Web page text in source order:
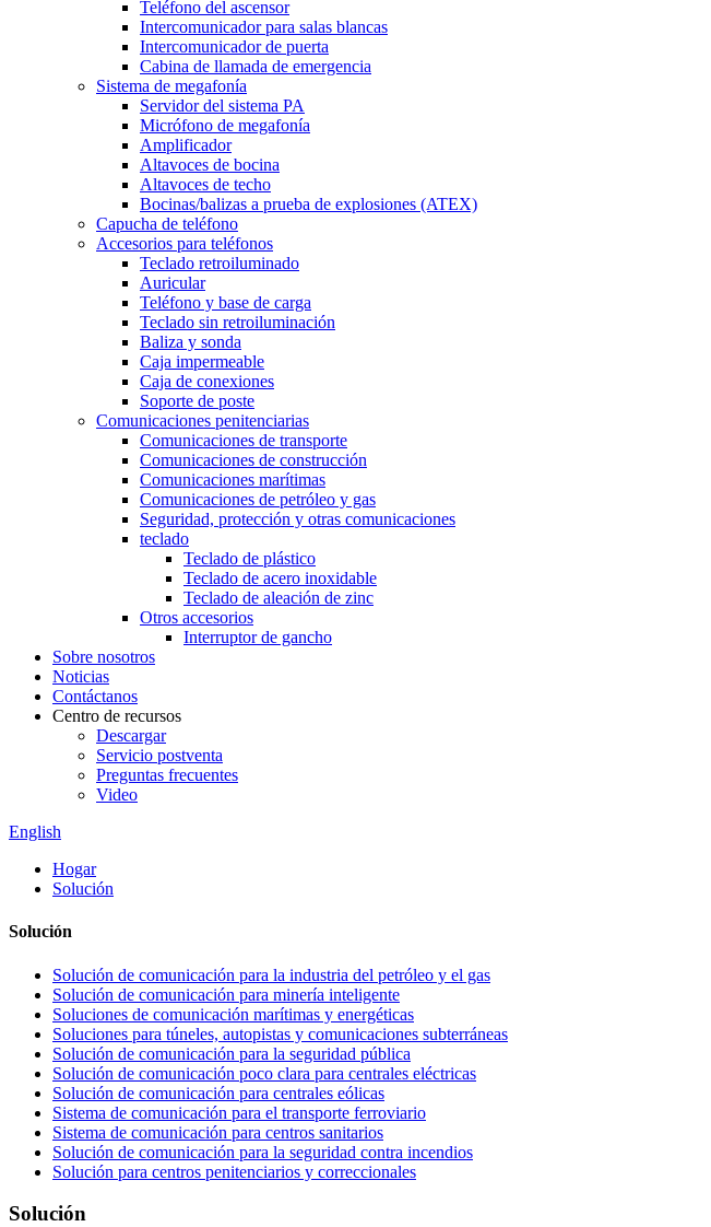
Teléfono del ascensor
Intercomunicador para salas blancas
Intercomunicador de puerta
Cabina de llamada de emergencia
Sistema de megafonía
Servidor del sistema PA
Micrófono de megafonía
Amplificador
Altavoces de bocina
Altavoces de techo
Bocinas/balizas a prueba de explosiones (ATEX)
Capucha de teléfono
Accesorios para teléfonos
Teclado retroiluminado
Auricular
Teléfono y base de carga
Teclado sin retroiluminación
Baliza y sonda
Caja impermeable
Caja de conexiones
Soporte de poste
Comunicaciones penitenciarias
Comunicaciones de transporte
Comunicaciones de construcción
Comunicaciones marítimas
Comunicaciones de petróleo y gas
Seguridad, protección y otras comunicaciones
teclado
Teclado de plástico
Teclado de acero inoxidable
Teclado de aleación de zinc
Otros accesorios
Interruptor de gancho
Sobre nosotros
Noticias
Contáctanos
Centro de recursos
Descargar
Servicio postventa
Preguntas frecuentes
Video
English
Hogar
Solución
Solución
Solución de comunicación para la industria del petróleo y el gas
Solución de comunicación para minería inteligente
Soluciones de comunicación marítimas y energéticas
Soluciones para túneles, autopistas y comunicaciones subterráneas
Solución de comunicación para la seguridad pública
Solución de comunicación poco clara para centrales eléctricas
Solución de comunicación para centrales eólicas
Sistema de comunicación para el transporte ferroviario
Sistema de comunicación para centros sanitarios
Solución de comunicación para la seguridad contra incendios
Solución para centros penitenciarios y correccionales
Solución